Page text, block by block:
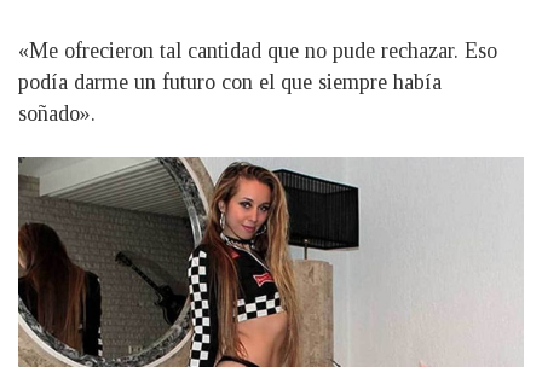
«Me ofrecieron tal cantidad que no pude rechazar. Eso
podía darme un futuro con el que siempre había
soñado».